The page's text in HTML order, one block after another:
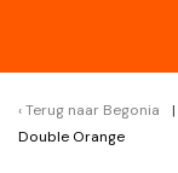
Terug naar Begonia
Double Orange